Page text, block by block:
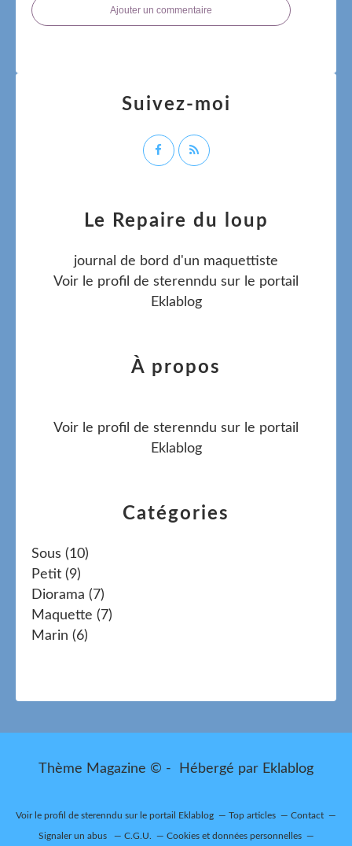
Ajouter un commentaire
Catégories
Sous (10)
Petit (9)
Diorama (7)
Maquette (7)
Marin (6)
Le Repaire du loup
journal de bord d'un maquettiste
Voir le profil de sterenndu sur le portail
Eklablog
Suivez-moi
À propos
Voir le profil de sterenndu sur le portail
Eklablog
Thème Magazine © - Hébergé par Eklablog
Voir le profil de sterenndu sur le portail Eklablog Top articles Contact
Signaler un abus C.G.U. Cookies et données personnelles